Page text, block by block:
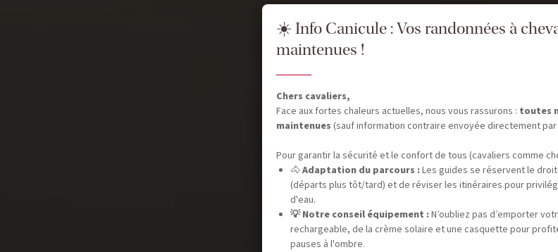
☀️ Info Canicule : Vos randonnées à
maintenues !
Chers cavaliers,
Face aux fortes chaleurs actuelles, nous vous rassurons : toutes
maintenues (sauf information contraire envoyée directement
Pour garantir la sécurité et le confort de tous (cavaliers comme
🐴 Adaptation du parcours :Les guides se réservent le
(départs plus tôt/tard) et de réviser les itinéraires pour
d'eau.
💡 Notre conseil équipement :N’oubliez pas d’emporter
rechargeable, de la crème solaire et une casquette pour
pauses à l'ombre.